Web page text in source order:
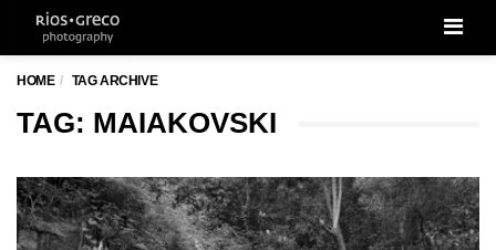
HOME TAG ARCHIVE
TAG: MAIAKOVSKI